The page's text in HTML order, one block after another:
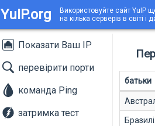
YuIP.org
Використовуйте сайт YuIP
на кілька серверів в світі
Показати Ваш IP
перевірити порти
команда Ping
затримка тест
батьки